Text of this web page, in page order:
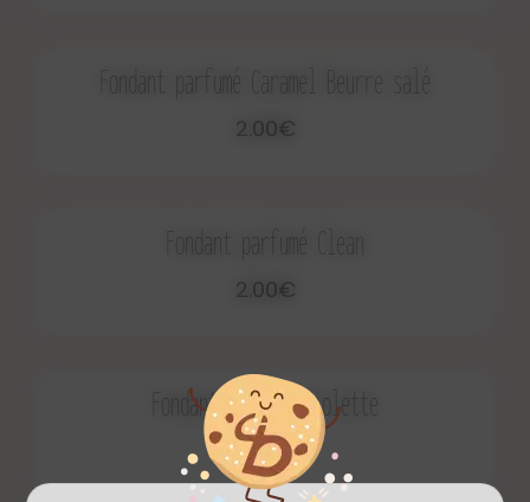
Fondant parfumé Caramel Beurre salé
2.00€
Fondant parfumé Clean
2.00€
Fondant parfumé Violette
2.00€